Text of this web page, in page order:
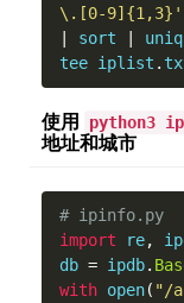
\.[0-9]{1,3}'
sort uniq
tee iplist .
使用 python3
地址和城市
# ipinfo.py
import re,
db = ipdb.
with open( "/